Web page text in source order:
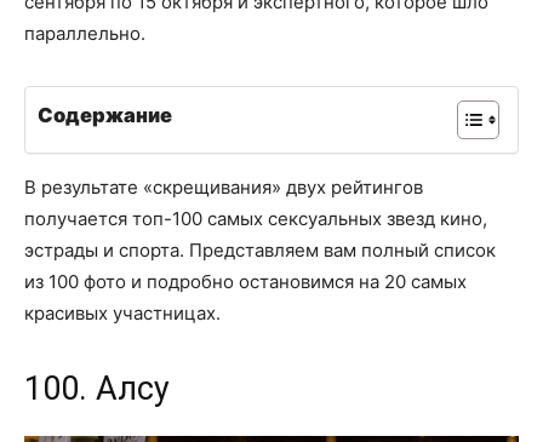
параллельно.
Содержание
В результате «скрещивания» двух рейтингов
получается топ-100 самых сексуальных звезд кино,
эстрады и спорта. Представляем вам полный список
из 100 фото и подробно остановимся на 20 самых
красивых участницах.
100. Алсу